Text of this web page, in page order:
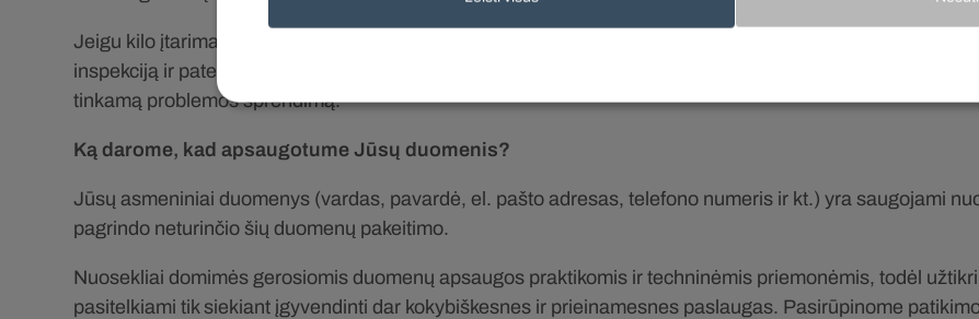
Jeigu kilo įtarimas, kad Jūsų asmens duomenys yra tvarkomi neteisėtai ir pažeidžiant Jūsų teises, galite
inspekciją ir pateikti skundą. Daugiau informacijos rasite
VOC rekomenduoja iškilus neaiškumams
tinkamą problemos sprendimą.
Ką darome, kad apsaugotume Jūsų duomenis?
Jūsų asmeniniai duomenys (vardas, pavardė, el. pašto adresas, telefono numeris ir kt.) yra saugojami
pagrindo neturinčio šių duomenų pakeitimo.
Nuosekliai domimės gerosiomis duomenų apsaugos praktikomis ir techninėmis priemonėmis, todėl
pasitelkiami tik siekiant įgyvendinti dar kokybiškesnes ir prieinamesnes paslaugas. Pasirūpinome